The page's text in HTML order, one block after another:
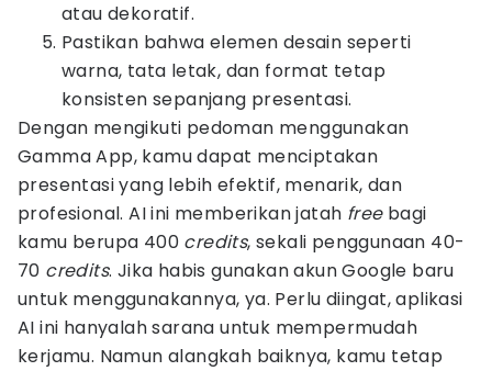
atau dekoratif.
Pastikan bahwa elemen desain seperti
warna, tata letak, dan format tetap
konsisten sepanjang presentasi.
Dengan mengikuti pedoman menggunakan
Gamma App, kamu dapat menciptakan
presentasi yang lebih efektif, menarik, dan
profesional. AI ini memberikan jatah freebagi
kamu berupa 400 credits, sekali penggunaan 40-
70 credits. Jika habis gunakan akun Google baru
untuk menggunakannya, ya. Perlu diingat, aplikasi
AI ini hanyalah sarana untuk mempermudah
kerjamu. Namun alangkah baiknya, kamu tetap